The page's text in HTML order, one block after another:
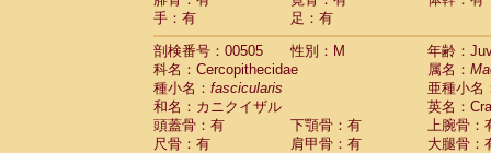
手：有
足：有
剖検番号：00505
性別：M
年齢：
科名：Cercopithecidae
属名：
種小名： fascicularis
亜種小名
和名：カニクイザル
英名：
頭蓋骨：有
下顎骨：有
上腕骨：
尺骨：有
肩甲骨：有
大腿骨：